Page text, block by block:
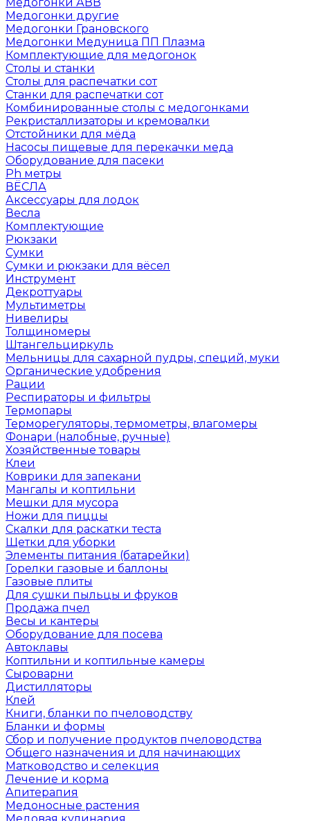
Медогонки другие
Медогонки Грановского
Медогонки Медуница ПП Плазма
Комплектующие для медогонок
Столы и станки
Столы для распечатки сот
Станки для распечатки сот
Комбинированные столы с медогонками
Рекристаллизаторы и кремовалки
Отстойники для мёда
Насосы пищевые для перекачки меда
Оборудование для пасеки
Ph метры
ВЁСЛА
Аксессуары для лодок
Весла
Комплектующие
Рюкзаки
Сумки
Сумки и рюкзаки для вёсел
Инструмент
Декроттуары
Мультиметры
Нивелиры
Толщиномеры
Штангельциркуль
Мельницы для сахарной пудры, специй, муки
Органические удобрения
Рации
Респираторы и фильтры
Термопары
Терморегуляторы, термометры, влагомеры
Фонари (налобные, ручные)
Хозяйственные товары
Клеи
Коврики для запекани
Мангалы и коптильни
Мешки для мусора
Ножи для пиццы
Скалки для раскатки теста
Щетки для уборки
Элементы питания (батарейки)
Горелки газовые и баллоны
Газовые плиты
Для сушки пыльцы и фруков
Продажа пчел
Весы и кантеры
Оборудование для посева
Автоклавы
Коптильни и коптильные камеры
Сыроварни
Дистилляторы
Клей
Книги, бланки по пчеловодству
Бланки и формы
Сбор и получение продуктов пчеловодства
Общего назначения и для начинающих
Матководство и селекция
Лечение и корма
Апитерапия
Медоносные растения